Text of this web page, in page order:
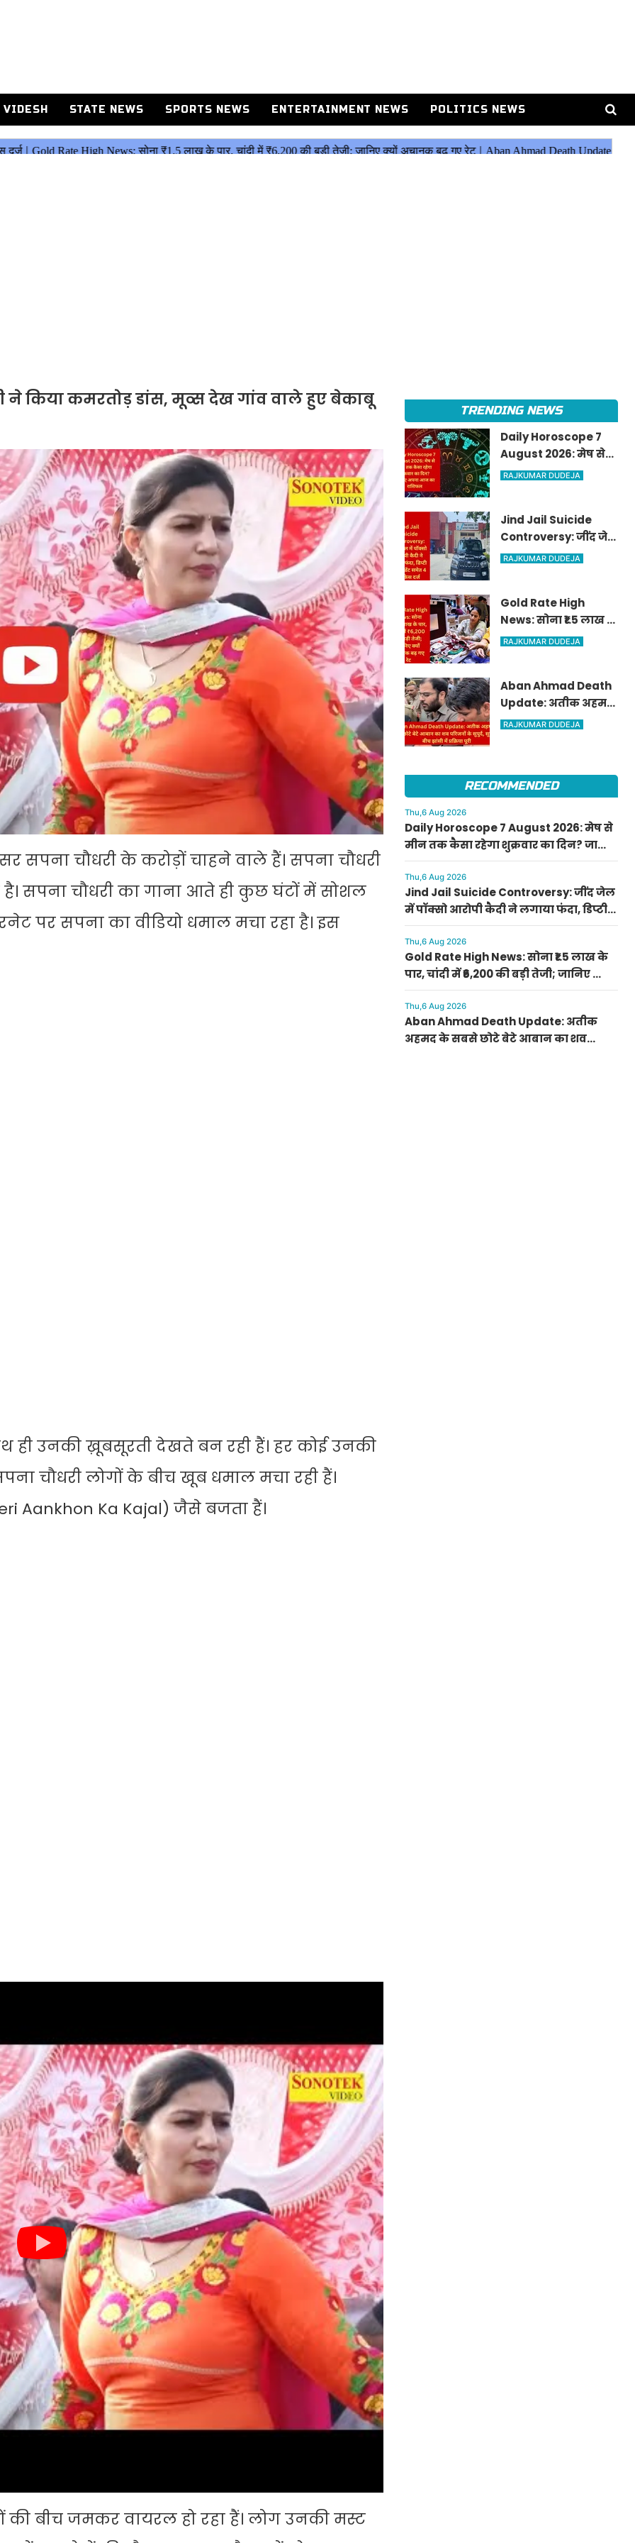
VIDESH STATE NEWS SPORTS NEWS ENTERTAINMENT NEWS POLITICS NEWS
ने किया कमरतोड़ डांस, मूव्स देख गांव वाले हुए बेकाबू
सपना चौधरी के करोड़ों चाहने वाले हैं। सपना चौधरी
है। सपना चौधरी का गाना आते ही कुछ घंटों में सोशल
पर सपना का वीडियो धमाल मचा रहा है। इस
ही उनकी ख़ूबसूरती देखते बन रही हैं। हर कोई उनकी
चौधरी लोगों के बीच खूब धमाल मचा रही हैं।
Aankhon Ka Kajal) जैसे बजता हैं।
की बीच जमकर वायरल हो रहा हैं। लोग उनकी मस्ट
TRENDING NEWS
Daily Horoscope 7
August 2026: मेष से
मीन तक कैसा रहेगा
RAJKUMAR DUDEJA
Jind Jail Suicide
Controversy: जींद जेल
में पॉक्सो आरोपी कैदी ने
केस दर्ज
RAJKUMAR DUDEJA
Gold Rate High
News: सोना ₹1.5 लाख के
पार, चांदी में ₹6,200 की
RAJKUMAR DUDEJA
Aban Ahmad Death
Update: अतीक अहमद
के सबसे छोटे बेटे आबान
RAJKUMAR DUDEJA
RECOMMENDED
Thu,6 Aug 2026
Daily Horoscope 7 August 2026: मेष से
मीन तक कैसा रहेगा शुक्रवार का दिन? जानिए
अपना आज का राशिफल
Thu,6 Aug 2026
Jind Jail Suicide Controversy: जींद जेल
में पॉक्सो आरोपी कैदी ने लगाया फंदा, डिप्टी
सुपरिंटेंडेंट समेत 4 पर केस दर्ज
Thu,6 Aug 2026
Gold Rate High News: सोना ₹1.5 लाख के
पार, चांदी में ₹6,200 की बड़ी तेजी; जानिए क्यों
अचानक बढ़ गए रेट
Thu,6 Aug 2026
Aban Ahmad Death Update: अतीक
अहमद के सबसे छोटे बेटे आबान का शव